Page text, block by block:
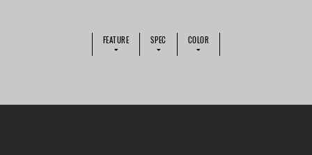
FEATURE SPEC COLOR